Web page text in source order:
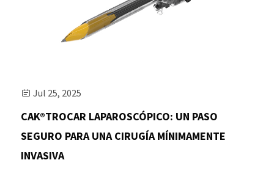
 Jul 25, 2025
CAK®TROCAR LAPAROSCÓPICO: UN PASO
SEGURO PARA UNA CIRUGÍA MÍNIMAMENTE
INVASIVA